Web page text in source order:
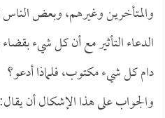
والمتأخرين وغيرهم، وبعض
الدعاء التأثير مع أن كل شيء
دام كل شيء مكتوب، فلماذا أدعو؟
والجواب على هذا الإشكال أن